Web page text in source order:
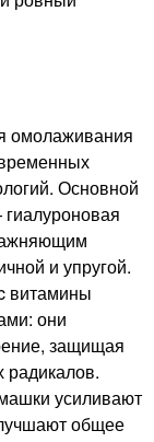
омолаживания
Основной
и упругой.
витамины
они
защищая
радикалов.
усиливают
общее